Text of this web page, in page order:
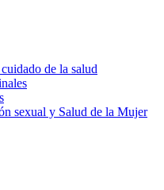
de la salud
sexual y Salud de la Mujer